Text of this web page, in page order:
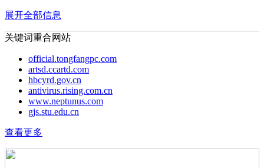
展开全部信息
关键词重合网站
official.tongfangpc.com
artsd.ccartd.com
hbcyrd.gov.cn
antivirus.rising.com.cn
www.neptunus.com
gjs.stu.edu.cn
查看更多